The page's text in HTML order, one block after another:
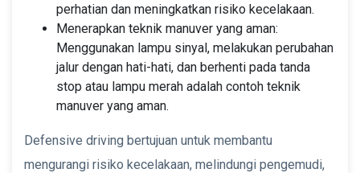
perhatian dan meningkatkan risiko kecelakaan.
Menerapkan teknik manuver yang aman:
Menggunakan lampu sinyal, melakukan perubahan
jalur dengan hati-hati, dan berhenti pada tanda
stop atau lampu merah adalah contoh teknik
manuver yang aman.
Defensive driving bertujuan untuk membantu
mengurangi risiko kecelakaan, melindungi pengemudi,